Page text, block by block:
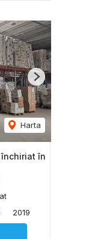
Harta
Next
în
2019